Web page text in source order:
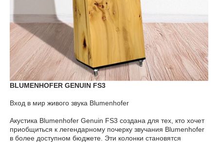
BLUMENHOFER GENUIN FS3
Вход в мир живого звука Blumenhofer
Акустика Blumenhofer Genuin FS3 создана для тех, кто хочет
приобщиться к легендарному почерку звучания Blumenhofer
в более доступном бюджете. Эти колонки становятся